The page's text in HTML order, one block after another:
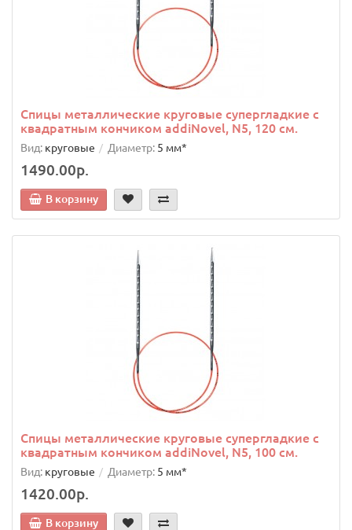
Спицы металлические круговые супергладкие c
квадратным кончиком addiNovel, N5, 120 см.
Вид: круговые Диаметр: 5 мм*
1490.00р.
В корзину
Спицы металлические круговые супергладкие c
квадратным кончиком addiNovel, N5, 100 см.
Вид: круговые Диаметр: 5 мм*
1420.00р.
В корзину